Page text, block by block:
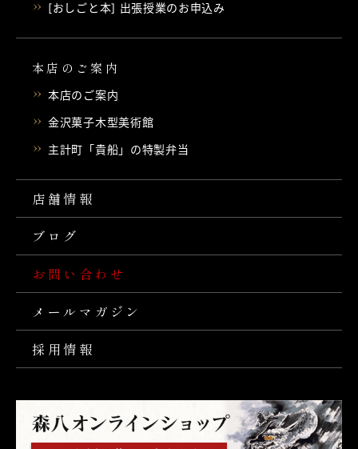
[おしごと本] 出張授業のお申込み
本店のご案内
本店のご案内
金沢菓子木型美術館
主計町「貴船」の特製弁当
店舗情報
ブログ
お問い合わせ
メールマガジン
採用情報